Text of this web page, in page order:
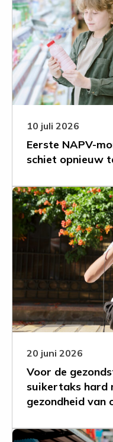
Eerste NAPV-
schiet opnieuw
10 juli 2026
Eerste
NAPV-
monitor:
vrijwillige
aanpak
schiet
opnieuw
tekort
Voor de
suikertaks hard
gezondheid van
20 juni 2026
Leer
meer
over
Voor
generatie
is
een
suikertaks
hard
nodig:
gezondheid
van
kinderen
Leer